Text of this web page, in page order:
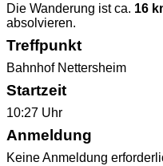
Die Wanderung ist ca. 16
absolvieren.
Treffpunkt
Bahnhof Nettersheim
Startzeit
10:27 Uhr
Anmeldung
Keine Anmeldung